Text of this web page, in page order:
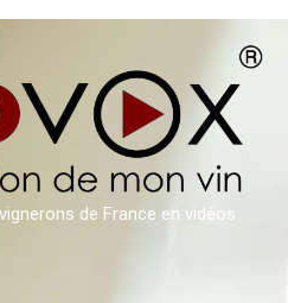
de France en vidéos